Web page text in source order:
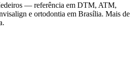
— referência em DTM, ATM,
e ortodontia em Brasília. Mais de